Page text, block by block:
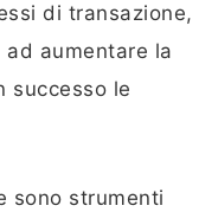
di transazione,
aumentare la
successo le
sono strumenti